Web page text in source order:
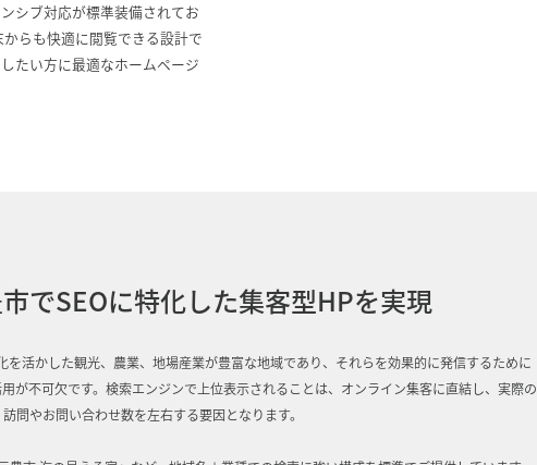
シブ対応が標準装備されてお
らも快適に閲覧できる設計で
たい方に最適なホームページ
でSEOに特化した集客型HPを実現
活かした観光、農業、地場産業が豊富な地域であり、それらを効果的に発信するために
が不可欠です。検索エンジンで上位表示されることは、オンライン集客に直結し、実際の
訪問やお問い合わせ数を左右する要因となります。